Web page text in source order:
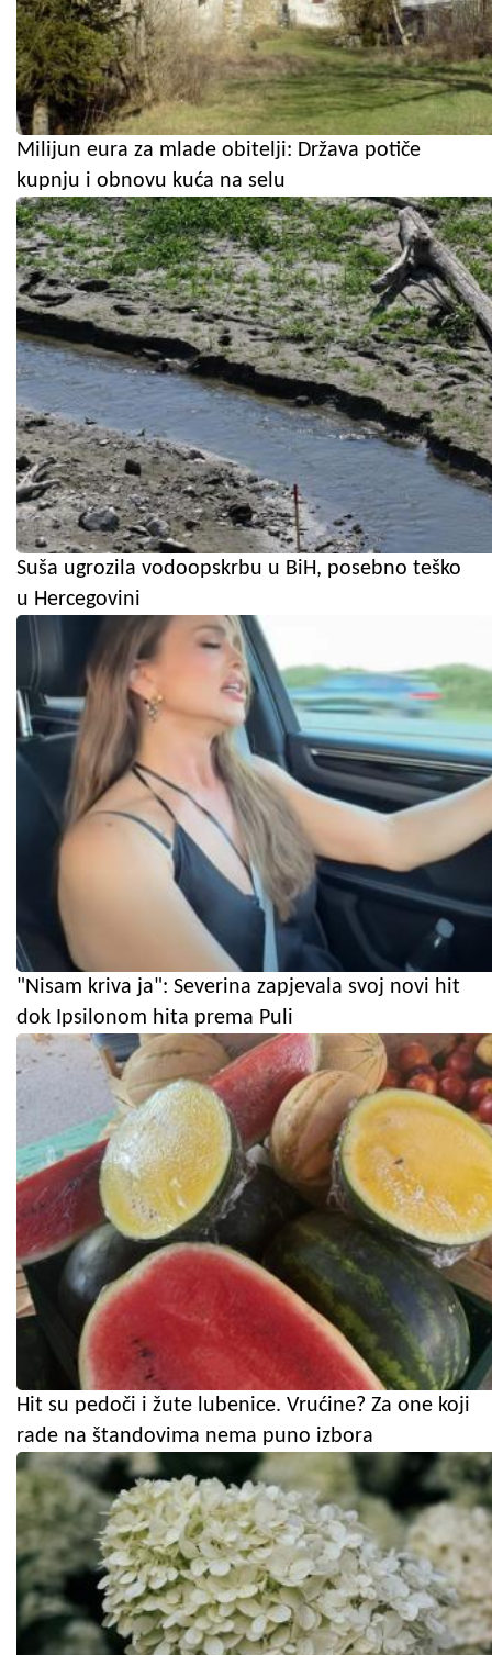
Milijun eura za mlade obitelji: Država potiče
kupnju i obnovu kuća na selu
Suša ugrozila vodoopskrbu u BiH, posebno teško
u Hercegovini
"Nisam kriva ja": Severina zapjevala svoj novi hit
dok Ipsilonom hita prema Puli
Hit su pedoči i žute lubenice. Vrućine? Za one koji
rade na štandovima nema puno izbora